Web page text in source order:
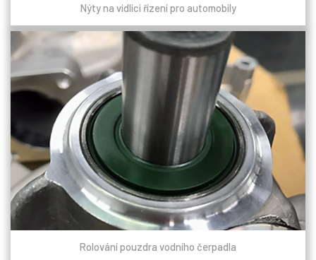
Nýty na vidlici řízení pro automobily
Rolování pouzdra vodního čerpadla